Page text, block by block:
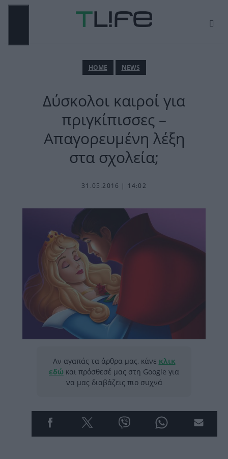
Μετάβαση
ΗΟΜΕ NEWS
Δύσκολοι καιροί για
πριγκίπισσες –
Απαγορευμένη λέξη
στα σχολεία;
31.05.2016 | 14:02
Αν αγαπάς τα άρθρα μας, κάνε κλικ
εδώ και πρόσθεσέ μας στη Google για
να μας διαβάζεις πιο συχνά